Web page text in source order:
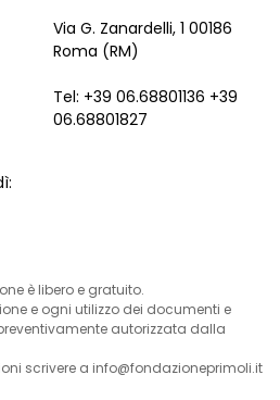
Via G. Zanardelli, 1 00186
Roma (RM)
Tel: +39 06.68801136 +39
06.68801827
è libero e gratuito.
e ogni utilizzo dei documenti e
autorizzata dalla
scrivere a info@fondazioneprimoli.it